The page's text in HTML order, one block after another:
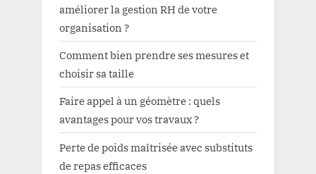
améliorer la gestion RH de votre
organisation ?
Comment bien prendre ses mesures et
choisir sa taille
Faire appel à un géomètre : quels
avantages pour vos travaux ?
Perte de poids maîtrisée avec substituts
de repas efficaces